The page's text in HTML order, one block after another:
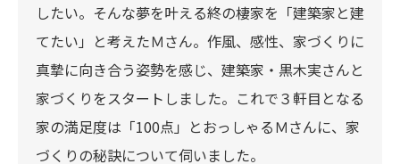
したい。そんな夢を叶える終の棲家を「建築家と建
てたい」と考えたＭさん。作風、感性、家づくりに
真摯に向き合う姿勢を感じ、建築家・黒木実さんと
家づくりをスタートしました。これで３軒目となる
家の満足度は「100点」とおっしゃるＭさんに、家
づくりの秘訣について伺いました。